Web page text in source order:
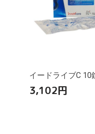
イードライブC 10
3,102円